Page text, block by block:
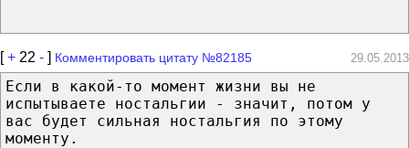
[+ 22 - ] Комментировать цитату №82185 29.05.2013
Если в какой-то момент жизни вы не
испытываете ностальгии - значит, потом у
вас будет сильная ностальгия по этому
моменту.